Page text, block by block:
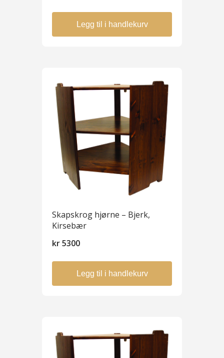
Legg til i handlekurv
Skapskrog hjørne – Bjerk,
Kirsebær
kr5300
Legg til i handlekurv